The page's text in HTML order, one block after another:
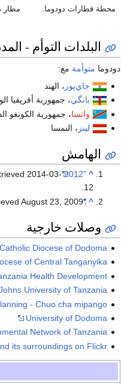
محطة قطارات دودوما. مطار
البلدات التوأم -
دودوما متوأمة مع:
جاي‌پور ، الهند
بانگي، جمهورية أفريقيا
واتسا، جمهورية الكونغو
لينز ، النمسا
الهامش
^
"2012 The United Republic of Tanzania Population and Housing Census"
2014-03-
12
.
^
"Average Conditions Dodoma, Tanzania"
August 23, 2009
وصلات خارجية
Diocese of Dodoma
of Central Tanganyika
Health Development
University of Tanzania
- Chuo cha mipango
University of Dodoma
Network of Tanzania
its surroundings on Flickr